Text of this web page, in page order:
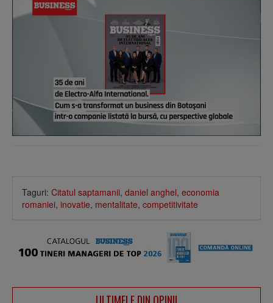
Taguri: Citatul saptamanii, daniel anghel, economia
romaniei, inovatie, mentalitate, competitivitate